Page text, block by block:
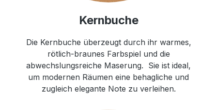
Kernbuche
Die Kernbuche überzeugt durch ihr warmes,
rötlich-braunes Farbspiel und die
abwechslungsreiche Maserung. Sie ist ideal,
um modernen Räumen eine behagliche und
zugleich elegante Note zu verleihen.